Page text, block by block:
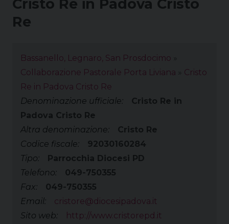
Cristo Re in Padova Cristo
Re
Bassanello, Legnaro, San Prosdocimo
Collaborazione Pastorale Porta Liviana
Cristo
Re in Padova Cristo Re
Denominazione ufficiale:
Cristo Re in
Padova Cristo Re
Altra denominazione:
Cristo Re
Codice fiscale:
92030160284
Tipo:
Parrocchia Diocesi PD
Telefono:
049-750355
Fax:
049-750355
Email:
cristore@diocesipadova.it
Sito web:
http://www.cristorepd.it